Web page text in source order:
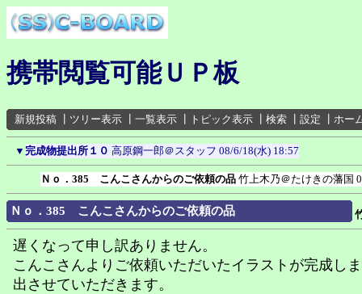
携帯閲覧可能ＵＰ板
新規投稿 ツリー表示 一覧表示 トピック表示 検索 設定 ホー
▼ 完成物提出所１０ 高原鋼一郎＠スタッフ 08/6/18(水) 18:57
Ｎｏ．385 こんこさんからのご依頼の品 竹上木乃＠たけきの藩国
Ｎｏ．385 こんこさんからのご依頼の品
遅くなって申し訳ありません。
こんこさんよりご依頼いただいたイラストが完成し
出させていただきます。